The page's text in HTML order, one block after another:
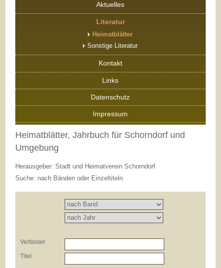
Aktuelles
Literatur
Heimatblätter
Sonstige Literatur
Kontakt
Links
Datenschutz
Impressum
Heimatblätter, Jahrbuch für Schorndorf und
Umgebung
Herausgeber: Stadt und Heimatverein Schorndorf
Suche: nach Bänden oder Einzeltiteln
Verfasser
Titel